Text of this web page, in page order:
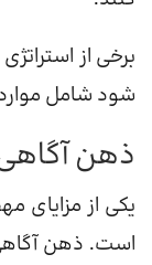
شود شامل
ذهن
است. ذهن